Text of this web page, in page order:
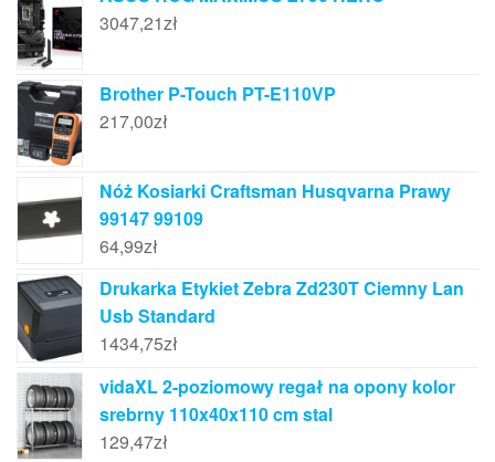
3047,21zł
Brother P-Touch PT-E110VP
217,00zł
Nóż Kosiarki Craftsman Husqvarna Prawy
99147 99109
64,99zł
Drukarka Etykiet Zebra Zd230T Ciemny Lan
Usb Standard
1434,75zł
vidaXL 2-poziomowy regał na opony kolor
srebrny 110x40x110 cm stal
129,47zł